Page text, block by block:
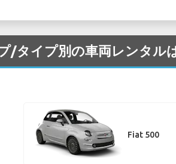
/タイプ別の車両レンタル
Fiat 500